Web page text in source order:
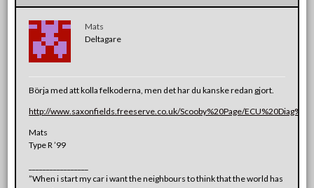
Mats
Deltagare
Börja med att kolla felkoderna, men det har du kanske redan gjort.
http://www.saxonfields.freeserve.co.uk/Scooby%20Page/
Mats
Type R ’99
”When i start my car i want the neighbours to think that the world has